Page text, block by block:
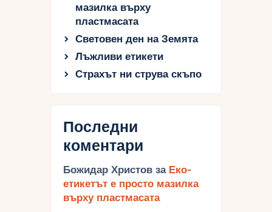
мазилка върху
пластмасата
Световен ден на Земята
Лъжливи етикети
Страхът ни струва скъпо
Последни
коментари
Божидар Христов за Еко-
етикетът е просто мазилка
върху пластмасата